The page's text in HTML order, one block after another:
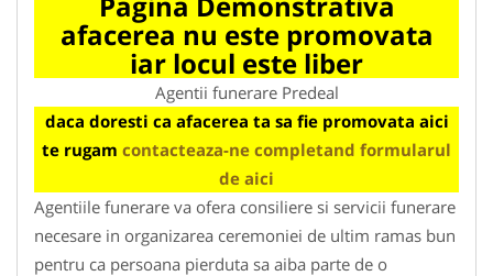
afacerea nu este promovata
iar locul este liber
Agentii funerare Predeal
daca doresti ca afacerea ta sa fie promovata aici
te rugam contacteaza-ne completand formularul
de aici
Agentiile funerare va ofera consiliere si servicii funerare
necesare in organizarea ceremoniei de ultim ramas bun
pentru ca persoana pierduta sa aiba parte de o